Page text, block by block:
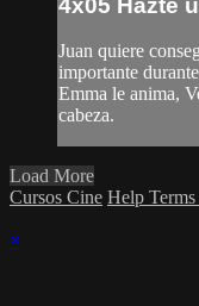
Juan quiere
importante
Emma le anima,
cabeza.
Load More
Cursos Cine Help Terms
×